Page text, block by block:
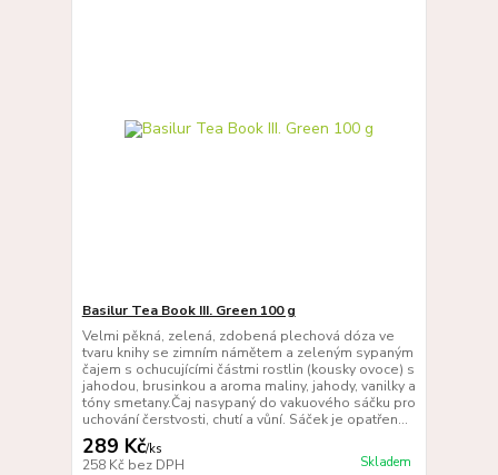
Basilur Tea Book III. Green 100 g
Velmi pěkná, zelená, zdobená plechová dóza ve
tvaru knihy se zimním námětem a zeleným sypaným
čajem s ochucujícími částmi rostlin (kousky ovoce) s
jahodou, brusinkou a aroma maliny, jahody, vanilky a
tóny smetany.Čaj nasypaný do vakuového sáčku pro
uchování čerstvosti, chutí a vůní. Sáček je opatřen...
289 Kč/ks
258 Kč bez DPH Skladem